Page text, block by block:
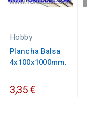
Hobby
Plancha Balsa
4x100x1000mm.
3,35 €